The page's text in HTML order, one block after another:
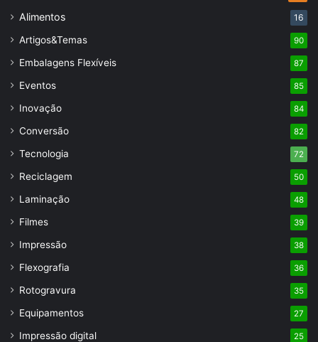
Alimentos 16
Artigos&Temas 90
Embalagens Flexíveis 87
Eventos 85
Inovação 84
Conversão 82
Tecnologia 72
Reciclagem 50
Laminação 48
Filmes 39
Impressão 38
Flexografia 36
Rotogravura 35
Equipamentos 27
Impressão digital 25